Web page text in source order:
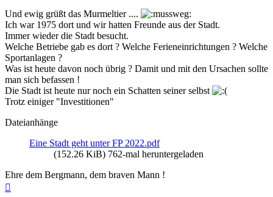
Und ewig grüßt das Murmeltier ....
Ich war 1975 dort und wir hatten Freunde aus der Stadt.
Immer wieder die Stadt besucht.
Welche Betriebe gab es dort ? Welche Ferieneinrichtungen ? Welche
Sportanlagen ?
Was ist heute davon noch übrig ? Damit und mit den Ursachen sollte
man sich befassen !
Die Stadt ist heute nur noch ein Schatten seiner selbst
Trotz einiger "Investitionen"
Dateianhänge
Eine Stadt geht unter FP 2022.pdf
(152.26 KiB) 762-mal heruntergeladen
Ehre dem Bergmann, dem braven Mann !